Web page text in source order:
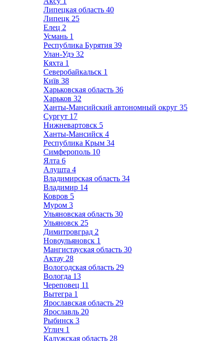
Липецкая область 40
Липецк 25
Елец 2
Усмань 1
Республика Бурятия 39
Улан-Удэ 32
Кяхта 1
Северобайкальск 1
Київ 38
Харьковская область 36
Харьков 32
Ханты-Мансийский автономный округ 35
Сургут 17
Нижневартовск 5
Ханты-Мансийск 4
Республика Крым 34
Симферополь 10
Ялта 6
Алушта 4
Владимирская область 34
Владимир 14
Ковров 5
Муром 3
Ульяновская область 30
Ульяновск 25
Димитровград 2
Новоульяновск 1
Мангистауская область 30
Актау 28
Вологодская область 29
Вологда 13
Череповец 11
Вытегра 1
Ярославская область 29
Ярославль 20
Рыбинск 3
Углич 1
Калужская область 28